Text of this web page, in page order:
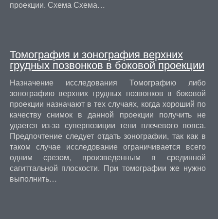
проекции. Схема Схема…
Томография и зонография верхних
грудных позвонков в боковой проекции
Назначение исследования Томографию либо
зонографию верхних грудных позвонков в боковой
проекции назначают в тех случаях, когда хороший по
качеству снимок в данной проекции получить не
удается из-за суперпозиции тени плечевого пояса.
Предпочтение следует отдать зонографии, так как в
таком случае исследование ограничивается всего
одним срезом, произведенным в срединной
сагиттальной плоскости. При томографии же нужно
выполнить…